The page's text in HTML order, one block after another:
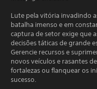
Lute pela vitória invadindo
batalha imenso e em
captura de setor exige que
decisões táticas de grande
Gerencie recursos e
novos veículos e rasantes
fortalezas ou flanquear os
sucesso.